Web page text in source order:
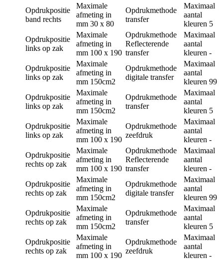
Opdrukpositie
band rechts
Maximale
afmeting in
mm 30 x 80
Opdrukmethode
transfer
Maximaal
aantal
kleuren 5
Opdrukpositie
links op zak
Maximale
afmeting in
mm 100 x 190
Opdrukmethode
Reflecterende
transfer
Maximaal
aantal
kleuren -
Opdrukpositie
links op zak
Maximale
afmeting in
mm 150cm2
Opdrukmethode
digitale transfer
Maximaal
aantal
kleuren 99
Opdrukpositie
links op zak
Maximale
afmeting in
mm 150cm2
Opdrukmethode
transfer
Maximaal
aantal
kleuren 5
Opdrukpositie
links op zak
Maximale
afmeting in
mm 100 x 190
Opdrukmethode
zeefdruk
Maximaal
aantal
kleuren -
Opdrukpositie
rechts op zak
Maximale
afmeting in
mm 100 x 190
Opdrukmethode
Reflecterende
transfer
Maximaal
aantal
kleuren -
Opdrukpositie
rechts op zak
Maximale
afmeting in
mm 150cm2
Opdrukmethode
digitale transfer
Maximaal
aantal
kleuren 99
Opdrukpositie
rechts op zak
Maximale
afmeting in
mm 150cm2
Opdrukmethode
transfer
Maximaal
aantal
kleuren 5
Opdrukpositie
rechts op zak
Maximale
afmeting in
mm 100 x 190
Opdrukmethode
zeefdruk
Maximaal
aantal
kleuren -